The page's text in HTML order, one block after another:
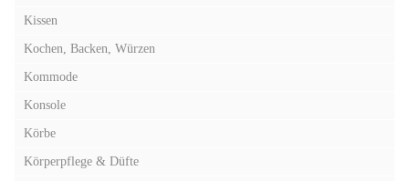
Kissen
Kochen, Backen, Würzen
Kommode
Konsole
Körbe
Körperpflege & Düfte